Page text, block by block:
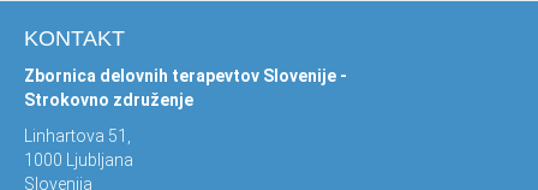
KONTAKT
Zbornica delovnih terapevtov Slovenije -
Strokovno združenje
Linhartova 51,
1000 Ljubljana
Slovenija